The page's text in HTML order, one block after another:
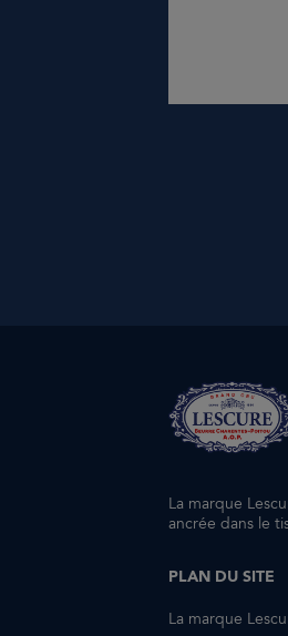
La marque
ancrée dans le
PLAN DU SITE
La marque